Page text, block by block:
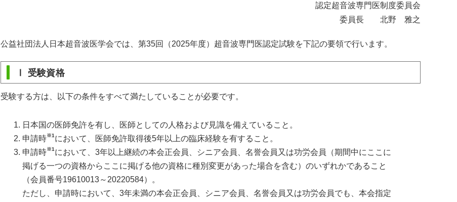
認定超音波専門医制度委員会
委員長 北野 雅之
公益社団法人日本超音波医学会では、第35回（2025年度）超音波専門医認定試験を下記の要領で行います。
Ⅰ 受験資格
受験する方は、以下の条件をすべて満たしていることが必要です。
日本国の医師免許を有し、医師としての人格および見識を備えていること。
申請時※1 において、医師免許取得後5年以上の臨床経験を有すること。
申請時※1 において、3年以上継続の本会正会員、シニア会員、名誉会員又は功労会員（期間中にここに
掲げる一つの資格からここに掲げる他の資格に種別変更があった場合を含む）のいずれかであること
（会員番号19610013～20220584）。
ただし、申請時において、3年未満の本会正会員、シニア会員、名誉会員又は功労会員でも、本会指定